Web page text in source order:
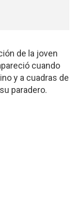
de la joven
cuando
y a cuadras de
paradero.